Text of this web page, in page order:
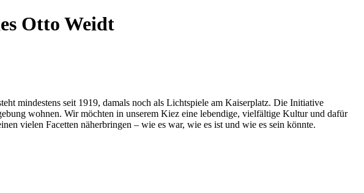
Otto Weidt
mindestens seit 1919, damals noch als Lichtspiele am Kaiserplatz. Die Initiative
wohnen. Wir möchten in unserem Kiez eine lebendige, vielfältige Kultur und dafür
vielen Facetten näherbringen – wie es war, wie es ist und wie es sein könnte.